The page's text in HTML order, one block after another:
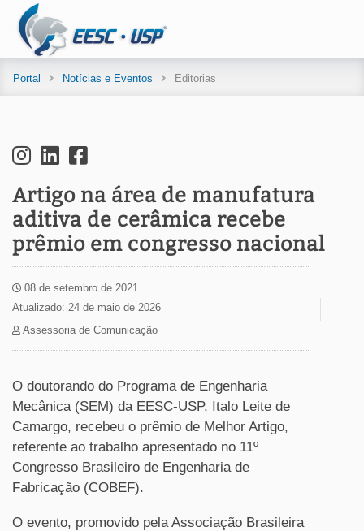
Portal Notícias e Eventos Editorias
Artigo na área de manufatura
aditiva de cerâmica recebe
prêmio em congresso nacional
08 de setembro de 2021
Atualizado: 24 de maio de 2026
Assessoria de Comunicação
O doutorando do Programa de Engenharia
Mecânica (SEM) da EESC-USP, Italo Leite de
Camargo, recebeu o prêmio de Melhor Artigo,
referente ao trabalho apresentado no 11º
Congresso Brasileiro de Engenharia de
Fabricação (COBEF).
O evento, promovido pela Associação Brasileira